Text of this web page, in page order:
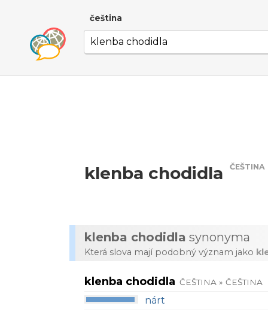
čeština
klenba chodidla ČEŠTINA
klenba chodidla synonyma
Která slova mají podobný význam jako
klenba chodidla ČEŠTINA » ČEŠTINA
nárt